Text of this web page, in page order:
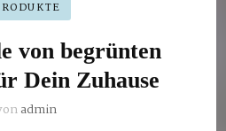
von begrünten
Dein Zuhause
admin